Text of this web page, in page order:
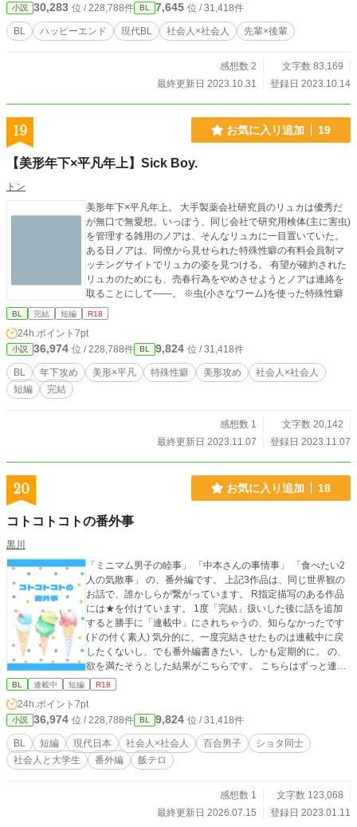
小説 30,283 位 / 228,788件 BL 7,645 位 / 31,418件
BL ハッピーエンド 現代BL 社会人×社会人 先輩×後輩
感想数 2
文字数 83,169
最終更新日 2023.10.31
登録日 2023.10.14
19 お気に入り追加 19
【美形年下×平凡年上】Sick Boy.
トン
美形年下×平凡年上。 大手製薬会社研究員のリュカは優秀だ
が無口で無愛想。いっぽう、同じ会社で研究用検体(主に害虫)
を管理する雑用のノアは、そんなリュカに一目置いていた。
ある日ノアは、同僚から見せられた特殊性癖の有料会員制マ
ッチングサイトでリュカの姿を見つける。 有望が確約された
リュカのためにも、売春行為をやめさせようとノアは連絡を
取ることにして——。 ※虫(小さなワーム)を使った特殊性癖
BL 完結 短編 R18
24h.ポイント 7pt
小説 36,974 位 / 228,788件 BL 9,824 位 / 31,418件
BL 年下攻め 美形×平凡 特殊性癖 美形攻め
社会人×社会人
短編
完結
感想数 1
文字数 20,142
最終更新日 2023.11.07
登録日 2023.11.07
20 お気に入り追加 18
コトコトコトの番外事
黒川
「ミニマム男子の睦事」 「中本さんの事情事」 「食べたい2
人の気散事」 の、番外編です。 上記3作品は、同じ世界観の
お話で、誰かしらが繋がっています。 R指定描写のある作品
には★を付けています。 1度「完結」扱いした後に話を追加
すると勝手に「連載中」にされちゃうの、知らなかったです
(ドの付く素人) 気分的に、一度完結させたものは連載中に戻
したくないし、でも番外編書きたい。しかも定期的に。 の、
欲を満たそうとした結果がこちらです。 こちらはずっと連載
中扱いですが、「ミニマム男子の睦事」「中本さんの事情
品まとめるのってどうなの？と思うかも知れませんが、これ
を期に3作品とも読んで頂けたらいいな、と言う自分なりの姑
息な手段です。 番外編は、1ネタ(って表現で合ってるか分か
らないのですが)1～2話(2000～8000文字)で終わる事を目標
としてます。 ※2025.2. 6追記※ 現在更新中の中本さんの番
ってしまっているので、場合によっては長くなるケースもあ
ります。 ※追記終わり※ こちら単独で読むと「？」と思う所
BL 連載中 短編 R18
24h.ポイント 7pt
小説 36,974 位 / 228,788件 BL 9,824 位 / 31,418件
BL 短編 現代日本 社会人×社会人 百合男子
ショタ同士
社会人と大学生
番外編 飯テロ
感想数 1
文字数 123,068
最終更新日 2026.07.15
登録日 2023.01.11